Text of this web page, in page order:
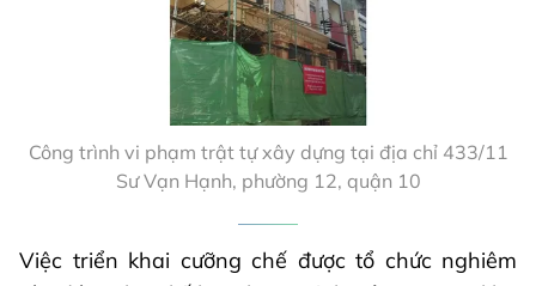
Công trình vi phạm trật tự xây dựng tại địa chỉ 433/11
Sư Vạn Hạnh, phường 12, quận 10
Việc triển khai cưỡng chế được tổ chức nghiêm